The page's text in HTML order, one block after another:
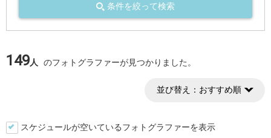
条件を絞って検索
149人 のフォトグラファーが見つかりました。
並び替え： おすすめ順
スケジュールが空いているフォトグラファーを表示